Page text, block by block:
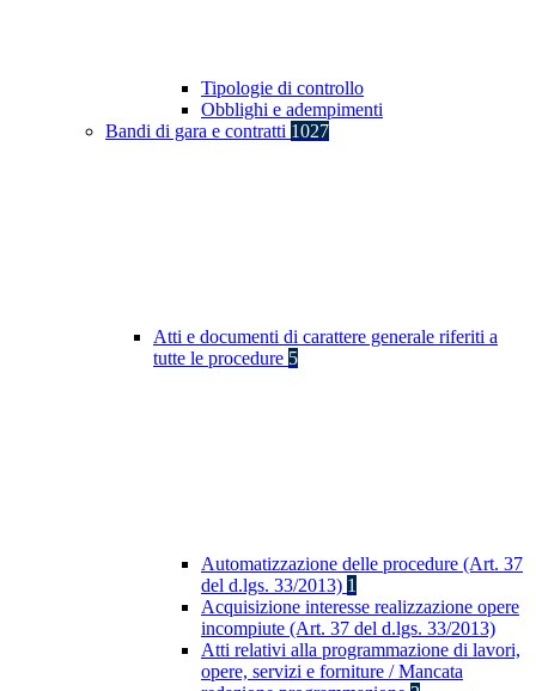
Tipologie di controllo
Obblighi e adempimenti
Bandi di gara e contratti 1027
Atti e documenti di carattere generale riferiti a
tutte le procedure 5
Automatizzazione delle procedure (Art. 37
del d.lgs. 33/2013) 1
Acquisizione interesse realizzazione opere
incompiute (Art. 37 del d.lgs. 33/2013)
Atti relativi alla programmazione di lavori,
opere, servizi e forniture / Mancata